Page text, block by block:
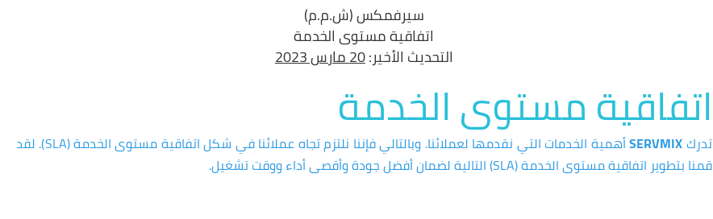
سيرفمكس (ش.م.م)
اتفاقية مستوى الخدمة
التحديث الأخير:20 مارس 2023
اتفاقية مستوى الخدمة
تدركSERVMIX
أهمية الخدمات التي نقدمها لعملائنا. وبالتالي فإننا نلتزم تجاه عملائنا في شكل اتفاقية مستوى الخدمة (SLA). لقد
قمنا بتطوير اتفاقية مستوى الخدمة (SLA) التالية لضمان أفضل جودة وأقصى أداء ووقت تشغيل.